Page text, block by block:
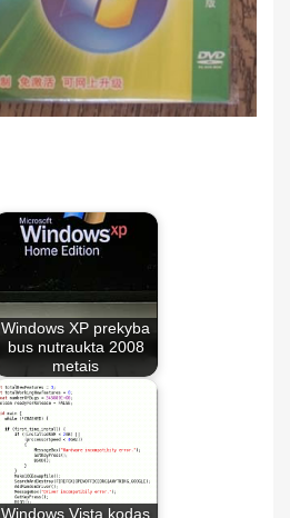
Windows XP prekyba
bus nutraukta 2008
metais
Windows Vista kodas